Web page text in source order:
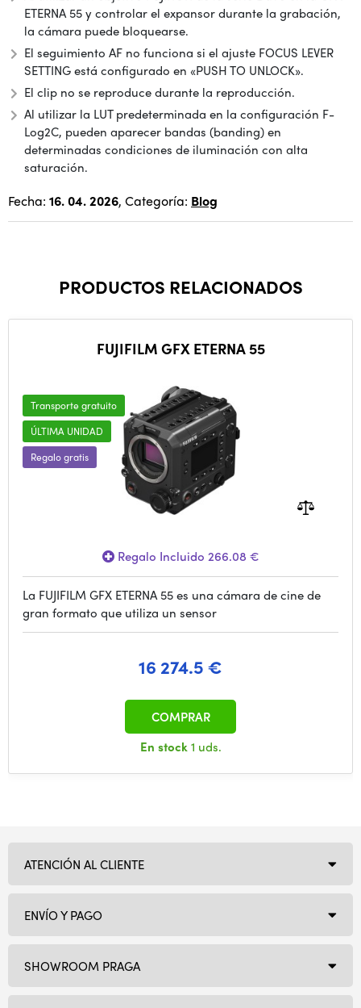
ETERNA 55 y controlar el expansor durante la grabación,
la cámara puede bloquearse.
El seguimiento AF no funciona si el ajuste FOCUS LEVER
SETTING está configurado en «PUSH TO UNLOCK».
El clip no se reproduce durante la reproducción.
Al utilizar la LUT predeterminada en la configuración F-
Log2C, pueden aparecer bandas (banding) en
determinadas condiciones de iluminación con alta
saturación.
Fecha: 16. 04. 2026, Categoría: Blog
PRODUCTOS RELACIONADOS
FUJIFILM GFX ETERNA 55
Transporte gratuito
ÚLTIMA UNIDAD
Regalo gratis
Regalo Incluido 266.08 €
La FUJIFILM GFX ETERNA 55 es una cámara de cine de
gran formato que utiliza un sensor
16 274.5 €
En stock1 uds.
COMPRAR
SHOWROOM PRAGA
ATENCIÓN AL CLIENTE
ENVÍO Y PAGO